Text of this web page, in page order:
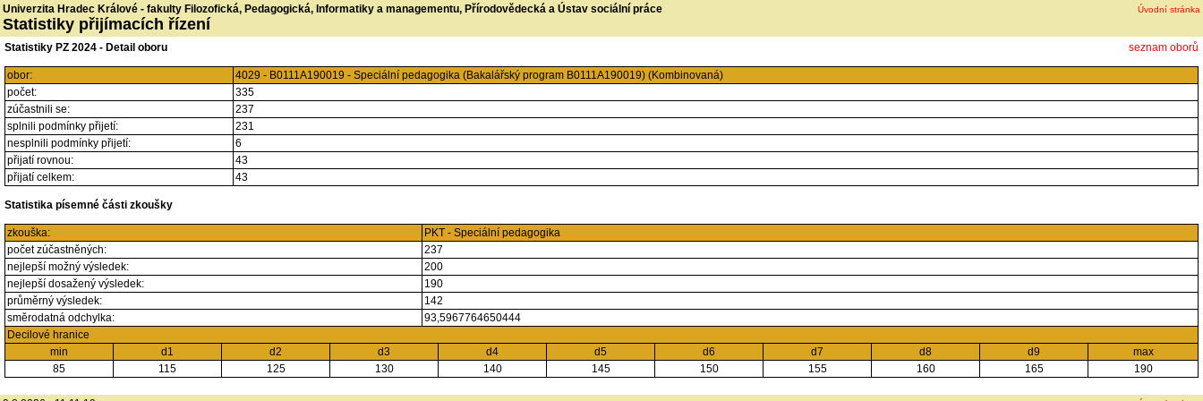
Univerzita Hradec Králové - fakulty Filozofická, Pedagogická, Informatiky a managementu, Přírodovědecká a Ústav sociální práce
Statistiky přijímacích řízení
Úvodní stránka
seznam oborů
Statistiky PZ 2024 - Detail oboru
obor:
4029 - B0111A190019 - Speciální pedagogika (Bakalářský program B0111A190019) (Kombinovaná)
počet:
335
zúčastnili se:
237
splnili podmínky přijetí:
231
nesplnili podmínky přijetí:
6
přijatí rovnou:
43
přijatí celkem:
43
Statistika písemné části zkoušky
zkouška:
PKT - Speciální pedagogika
počet zúčastněných:
237
nejlepší možný výsledek:
200
nejlepší dosažený výsledek:
190
průměrný výsledek:
142
směrodatná odchylka:
93,5967764650444
Decilové hranice
min
d1 d2 d3 d4 d5 d6 d7 d8 d9
max
85
115 125 130 140 145 150 155 160 165 190